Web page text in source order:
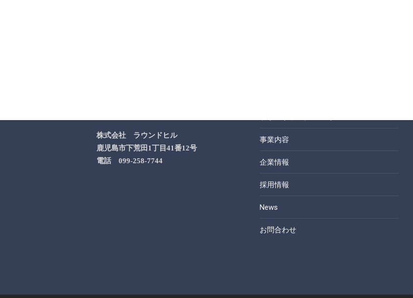
株式会社 ラウンドヒル
鹿児島市下荒田1丁目41番12号
電話 099-258-7744
事業内容
企業情報
採用情報
News
お問合わせ